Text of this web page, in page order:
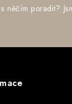
něčím poradit?